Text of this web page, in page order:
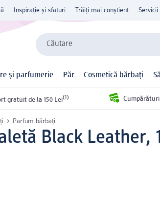
Inspirație și sfaturi Trăiți mai conștient Servicii
Căutare
și parfumerie Păr Cosmetică bărbați
gratuit de la 150 Lei(1) Cumpărături
Parfum bărbaţi
Black Leather,